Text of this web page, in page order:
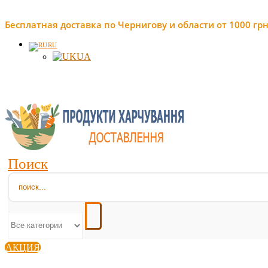
Бесплатная доставка по Чернигову и области от 1000
RU
UA
Поиск
АКЦИЯ